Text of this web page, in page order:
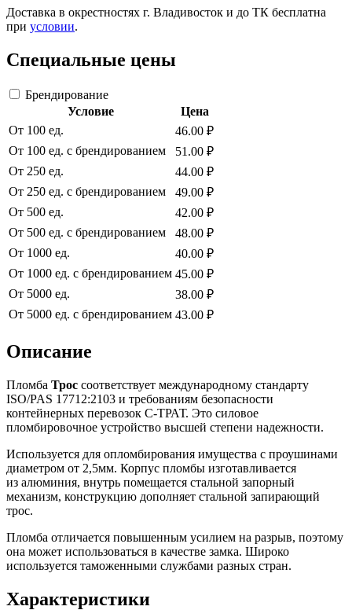
Доставка в окрестностях г. Владивосток и до ТК бесплатна
при условии.
Специальные цены
Брендирование
Условие
Цена
От 100 ед.
46.00 ₽
От 100 ед. с брендированием
51.00 ₽
От 250 ед.
44.00 ₽
От 250 ед. с брендированием
49.00 ₽
От 500 ед.
42.00 ₽
От 500 ед. с брендированием
48.00 ₽
От 1000 ед.
40.00 ₽
От 1000 ед. с брендированием 45.00 ₽
От 5000 ед.
38.00 ₽
От 5000 ед. с брендированием 43.00 ₽
Описание
Пломба Трос соответствует международному стандарту
ISO/PAS 17712:2103 и требованиям безопасности
контейнерных перевозок С-ТРАТ. Это силовое
пломбировочное устройство высшей степени надежности.
Используется для опломбирования имущества с проушинами
диаметром от 2,5мм. Корпус пломбы изготавливается
из алюминия, внутрь помещается стальной запорный
механизм, конструкцию дополняет стальной запирающий
трос.
Пломба отличается повышенным усилием на разрыв, поэтому
она может использоваться в качестве замка. Широко
используется таможенными службами разных стран.
Характеристики